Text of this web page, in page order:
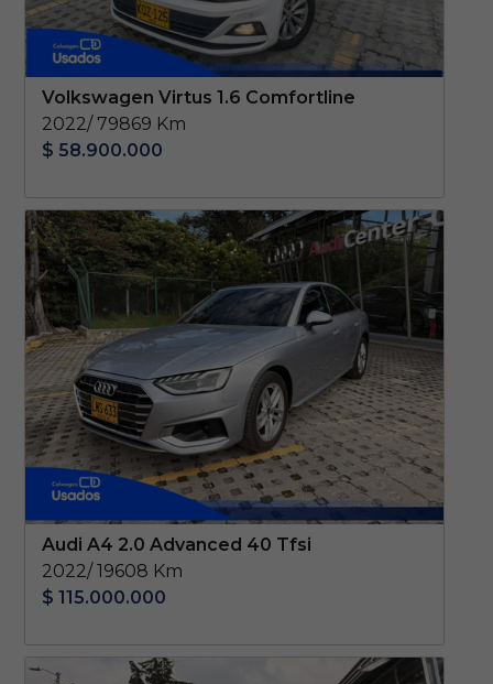
Volkswagen Virtus 1.6 Comfortline
2022/ 79869 Km
$ 58.900.000
Audi A4 2.0 Advanced 40 Tfsi
2022/ 19608 Km
$ 115.000.000